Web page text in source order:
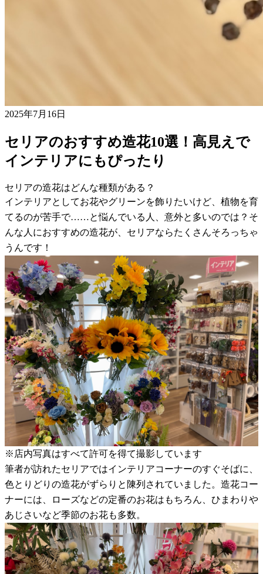
2025年7月16日
セリアのおすすめ造花10選！高見えで
インテリアにもぴったり
セリアの造花はどんな種類がある？
インテリアとしてお花やグリーンを飾りたいけど、植物を育
てるのが苦手で……と悩んでいる人、意外と多いのでは？そ
んな人におすすめの造花が、セリアならたくさんそろっちゃ
うんです！
※店内写真はすべて許可を得て撮影しています
筆者が訪れたセリアではインテリアコーナーのすぐそばに、
色とりどりの造花がずらりと陳列されていました。造花コー
ナーには、ローズなどの定番のお花はもちろん、ひまわりや
あじさいなど季節のお花も多数。